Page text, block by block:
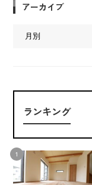
アーカイブ
ランキング